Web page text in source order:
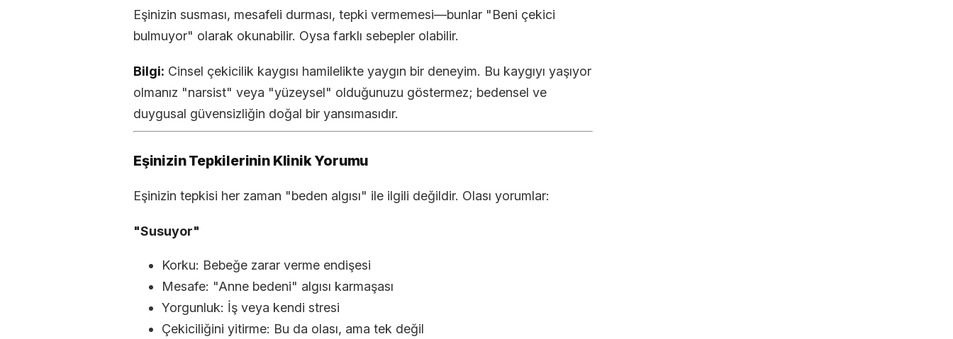
Eşinizin susması, mesafeli durması, tepki vermemesi—bunlar "Beni çekici
bulmuyor" olarak okunabilir. Oysa farklı sebepler olabilir.
Bilgi: Cinsel çekicilik kaygısı hamilelikte yaygın bir deneyim. Bu kaygıyı yaşıyor
olmanız "narsist" veya "yüzeysel" olduğunuzu göstermez; bedensel ve
duygusal güvensizliğin doğal bir yansımasıdır.
Eşinizin Tepkilerinin Klinik Yorumu
Eşinizin tepkisi her zaman "beden algısı" ile ilgili değildir. Olası yorumlar:
"Susuyor"
Korku: Bebeğe zarar verme endişesi
Mesafe: "Anne bedeni" algısı karmaşası
Yorgunluk: İş veya kendi stresi
Çekiciliğini yitirme: Bu da olası, ama tek değil